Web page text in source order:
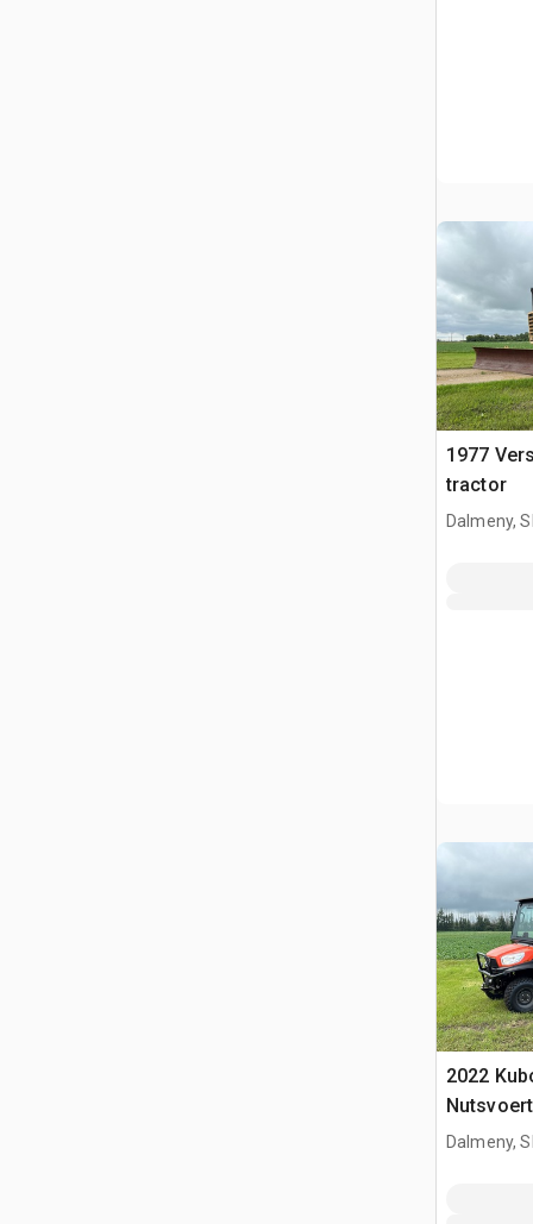
1977
tractor
Dalmeny,
2022
Dalmeny,